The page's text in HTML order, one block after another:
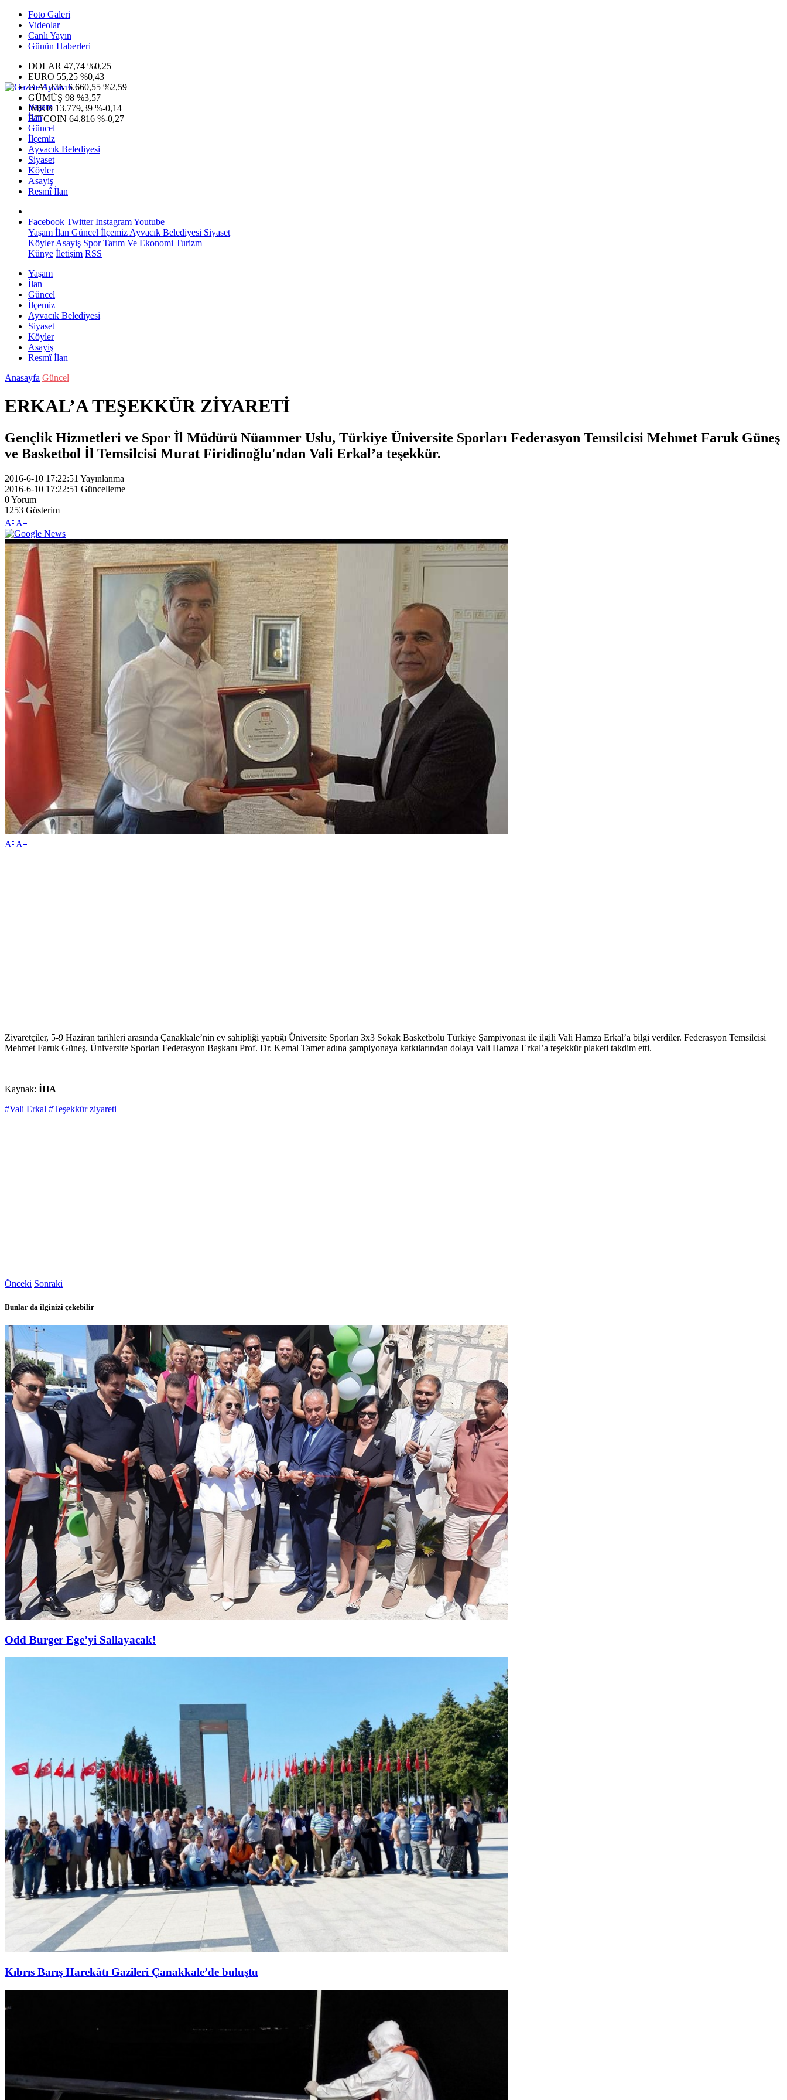
Foto Galeri
Videolar
Canlı Yayın
Günün Haberleri
DOLAR 47,74 %0,25
EURO 55,25 %0,43
G.ALTIN6.660,55 %2,59
GÜMÜŞ 98 %3,57
IMKB 13.779,39 %-0,14
BITCOIN 64.816 %-0,27
Yaşam
İlan
Güncel
İlçemiz
Ayvacık Belediyesi
Siyaset
Köyler
Asayiş
Resmî İlan
Facebook Twitter InstagramYoutube
Yaşam İlan Güncel İlçemiz Ayvacık Belediyesi Siyaset
KöylerAsayiş SporTarım Ve Ekonomi Turizm
Künye İletişim RSS
Yaşam
İlan
Güncel
İlçemiz
Ayvacık Belediyesi
Siyaset
Köyler
Asayiş
Resmî İlan
Anasayfa Güncel
ERKAL’A TEŞEKKÜR ZİYARETİ
Gençlik Hizmetleri ve Spor İl Müdürü Nüammer Uslu, Türkiye Üniversite Sporları Federasyon Temsilcisi Mehmet Faruk Güneş
ve Basketbol İl Temsilcisi Murat Firidinoğlu'ndan Vali Erkal’a teşekkür.
2016-6-10 17:22:51 Yayınlanma
2016-6-10 17:22:51 Güncelleme
0Yorum
1253 Gösterim
A- A+
A- A+
Ziyaretçiler, 5-9 Haziran tarihleri arasında Çanakkale’nin ev sahipliği yaptığı Üniversite Sporları 3x3 Sokak Basketbolu Türkiye Şampiyonası ile ilgili Vali Hamza Erkal’a bilgi verdiler. Federasyon Temsilcisi
Mehmet Faruk Güneş, Üniversite Sporları Federasyon Başkanı Prof. Dr. Kemal Tamer adına şampiyonaya katkılarından dolayı Vali Hamza Erkal’a teşekkür plaketi takdim etti.
Kaynak: İHA
#Vali Erkal #Teşekkür ziyareti
Önceki Sonraki
Bunlar da ilginizi çekebilir
Odd Burger Ege’yi Sallayacak!
Kıbrıs Barış Harekâtı Gazileri Çanakkale’de buluştu